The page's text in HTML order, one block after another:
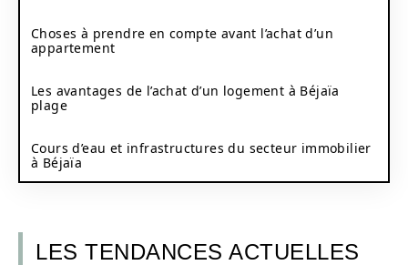
Choses à prendre en compte avant l’achat d’un
appartement
Les avantages de l’achat d’un logement à Béjaïa
plage
Cours d’eau et infrastructures du secteur immobilier
à Béjaïa
LES TENDANCES ACTUELLES